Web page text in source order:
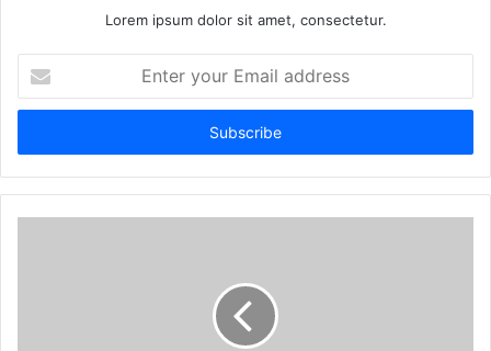
Lorem ipsum dolor sit amet, consectetur.
t
r
y